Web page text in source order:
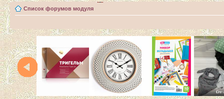
Список форумов модуля